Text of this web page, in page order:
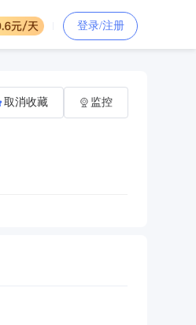
登录/注册
取消收藏 监控